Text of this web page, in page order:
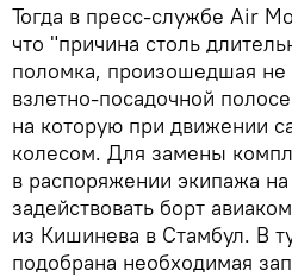
Тогда в пресс-службе Air
что "причина столь
поломка, произошедшая
взлетно-посадочной
на которую при движении
колесом. Для замены
в распоряжении экипажа
задействовать борт
из Кишинева в Стамбул. В
подобрана необходимая